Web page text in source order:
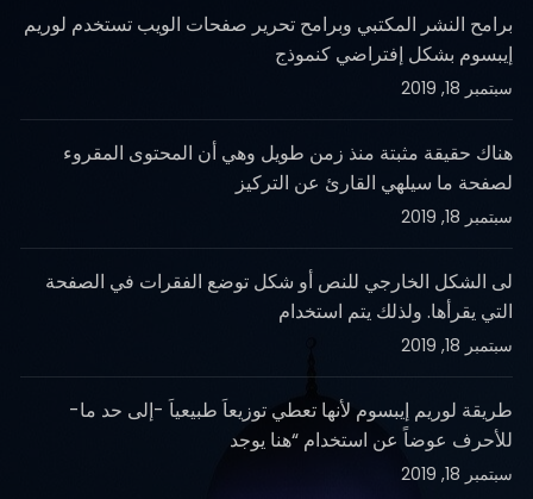
برامح النشر المكتبي وبرامح تحرير صفحات الويب تستخدم لوريم
إيبسوم بشكل إفتراضي كنموذج
سبتمبر 18, 2019
هناك حقيقة مثبتة منذ زمن طويل وهي أن المحتوى المقروء
لصفحة ما سيلهي القارئ عن التركيز
سبتمبر 18, 2019
لى الشكل الخارجي للنص أو شكل توضع الفقرات في الصفحة
التي يقرأها. ولذلك يتم استخدام
سبتمبر 18, 2019
طريقة لوريم إيبسوم لأنها تعطي توزيعاَ طبيعياَ -إلى حد ما-
للأحرف عوضاً عن استخدام “هنا يوجد
سبتمبر 18, 2019